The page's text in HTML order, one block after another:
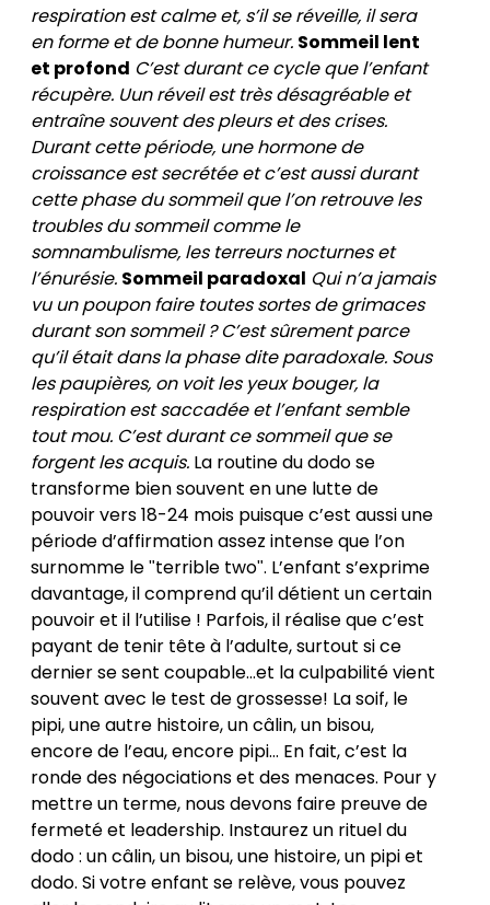
respiration est calme et, s’il se réveille, il sera
en forme et de bonne humeur. Sommeil lent
et profond C’est durant ce cycle que l’enfant
récupère. Uun réveil est très désagréable et
entraîne souvent des pleurs et des crises.
Durant cette période, une hormone de
croissance est secrétée et c’est aussi durant
cette phase du sommeil que l’on retrouve les
troubles du sommeil comme le
somnambulisme, les terreurs nocturnes et
l’énurésie. Sommeil paradoxal Qui n’a jamais
vu un poupon faire toutes sortes de grimaces
durant son sommeil ? C’est sûrement parce
qu’il était dans la phase dite paradoxale. Sous
les paupières, on voit les yeux bouger, la
respiration est saccadée et l’enfant semble
tout mou. C’est durant ce sommeil que se
forgent les acquis. La routine du dodo se
transforme bien souvent en une lutte de
pouvoir vers 18-24 mois puisque c’est aussi une
période d’affirmation assez intense que l’on
surnomme le ʺterrible twoʺ. L’enfant s’exprime
davantage, il comprend qu’il détient un certain
pouvoir et il l’utilise ! Parfois, il réalise que c’est
payant de tenir tête à l’adulte, surtout si ce
dernier se sent coupable…et la culpabilité vient
souvent avec le test de grossesse! La soif, le
pipi, une autre histoire, un câlin, un bisou,
encore de l’eau, encore pipi… En fait, c’est la
ronde des négociations et des menaces. Pour y
mettre un terme, nous devons faire preuve de
fermeté et leadership. Instaurez un rituel du
dodo : un câlin, un bisou, une histoire, un pipi et
dodo. Si votre enfant se relève, vous pouvez